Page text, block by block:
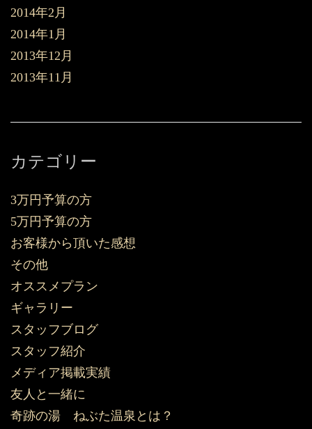
2014年2月
2014年1月
2013年12月
2013年11月
カテゴリー
3万円予算の方
5万円予算の方
お客様から頂いた感想
その他
オススメプラン
ギャラリー
スタッフブログ
スタッフ紹介
メディア掲載実績
友人と一緒に
奇跡の湯 ねぶた温泉とは？